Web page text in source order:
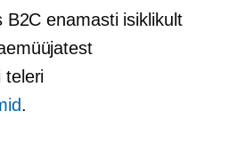
B2C enamasti isiklikult
teleri
.